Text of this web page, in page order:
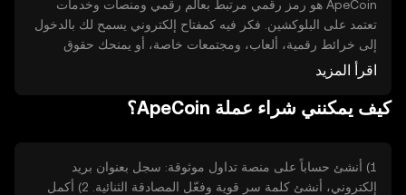
ApeCoin هو رمز رقمي مرتبط بعالم رقمي ومنصات وخدمات
تعتمد على البلوكشين. فكر فيه كمفتاح إلكتروني يسمح لك بالدخول
إلى خرائط رقمية، ألعاب، ومجتمعات خاصة، أو يمنحك حقوق
تصويت على قرارات معينة داخل تلك المنصات. الغرض منه هو
وحل مشكلة التنسيق والهوية الرقمية بين مستخدمي نفس النظام
اقرأ المزيد
كيف يمكنني شراء عملة ApeCoin؟
1) أنشئ حساباً على منصة تداول موثوقة: سجل بعنوان بريد
إلكتروني، أنشئ كلمة سر قوية وفعّل المصادقة الثنائية. 2) أكمل